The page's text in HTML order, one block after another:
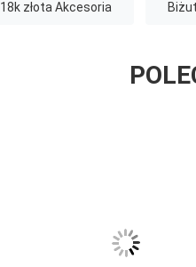
18k złota Akcesoria